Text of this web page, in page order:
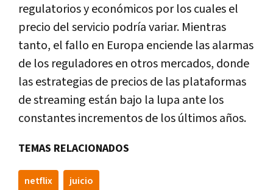
regulatorios y económicos por los cuales el
precio del servicio podría variar. Mientras
tanto, el fallo en Europa enciende las alarmas
de los reguladores en otros mercados, donde
las estrategias de precios de las plataformas
de streaming están bajo la lupa ante los
constantes incrementos de los últimos años.
TEMAS RELACIONADOS
netflix juicio